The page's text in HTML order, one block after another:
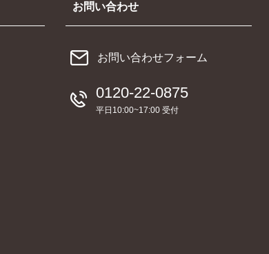
お問い合わせ
お問い合わせフォーム
0120-22-0875
平日10:00~17:00 受付